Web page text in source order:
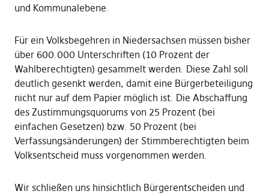
und Kommunalebene.
Für ein Volksbegehren in Niedersachsen müssen bisher
über 600.000 Unterschriften (10 Prozent der
Wahlberechtigten) gesammelt werden. Diese Zahl soll
deutlich gesenkt werden, damit eine Bürgerbeteiligung
nicht nur auf dem Papier möglich ist. Die Abschaffung
des Zustimmungsquorums von 25 Prozent (bei
einfachen Gesetzen) bzw. 50 Prozent (bei
Verfassungsänderungen) der Stimmberechtigten beim
Volksentscheid muss vorgenommen werden.
Wir schließen uns hinsichtlich Bürgerentscheiden und